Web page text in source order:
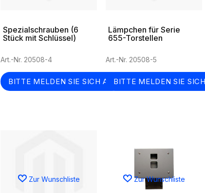
Spezialschrauben (6
Stück mit Schlüssel)
Art.-Nr. 20508-4
BITTE MELDEN SIE SICH AN
Lämpchen für Serie
655-Torstellen
Art.-Nr. 20508-5
BITTE MELDEN SIE SICH
Zur Wunschliste Zur Wunschliste